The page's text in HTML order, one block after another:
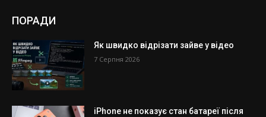
ПОРАДИ
Як швидко відрізати зайве у відео
7 Серпня 2026
iPhone не показує стан батареї після